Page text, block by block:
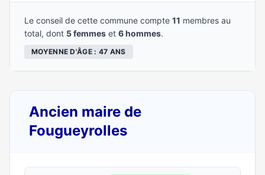
Le conseil de cette commune compte 11 membres au
total, dont 5 femmes et 6 hommes.
MOYENNE D'ÂGE : 47 ANS
Ancien maire de
Fougueyrolles